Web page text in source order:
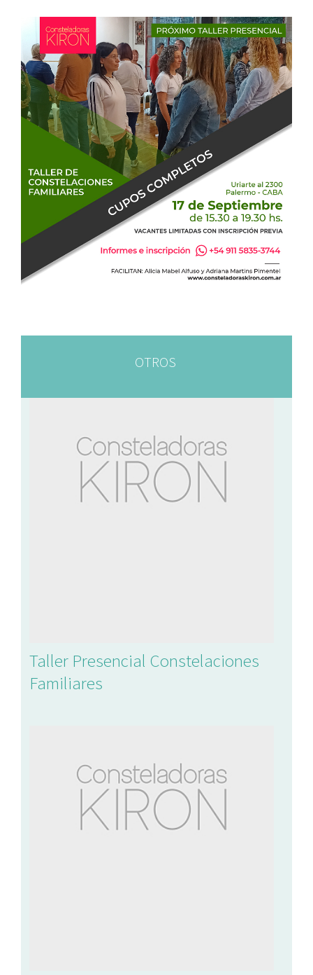
OTROS
Taller Presencial Constelaciones
Familiares